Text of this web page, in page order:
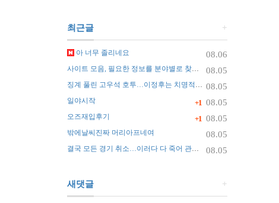
+
최근글
08.06
아 너무 졸리네요
08.05
사이트 모음, 필요한 정보를 분야별로 찾는 가장 쉬운 정리 방법
08.05
징계 풀린 고우석 호투…이정후는 치명적 실수
+1 08.05
일야시작
+1 08.05
오즈재입후기
08.05
밖에날씨진짜 머리아프네여
08.05
결국 모든 경기 취소…이러다 다 죽어 관중 쓰러지자 화들짝 [자막뉴스]
+
새댓글